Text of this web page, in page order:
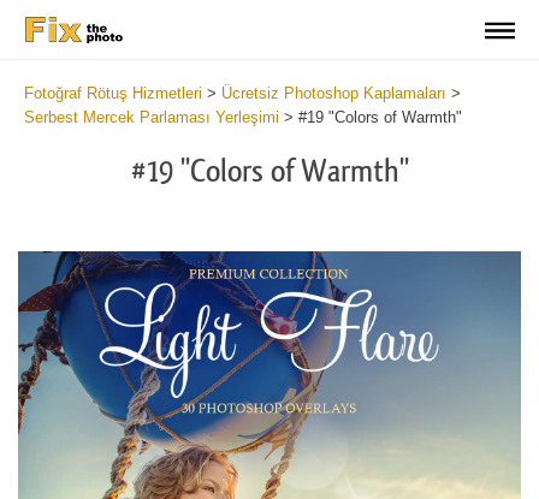
Fotoğraf Rötuş Hizmetleri > Ücretsiz Photoshop Kaplamaları >
Serbest Mercek Parlaması Yerleşimi > #19 "Colors of Warmth"
#19 "Colors of Warmth"